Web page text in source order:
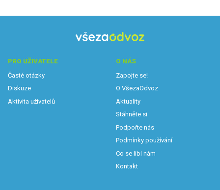
PRO UŽIVATELE
Časté otázky
Diskuze
Aktivita uživatelů
O NÁS
Zapojte se!
O VšezaOdvoz
Aktuality
Stáhněte si
Podpořte nás
Podmínky používání
Co se líbí nám
Kontakt